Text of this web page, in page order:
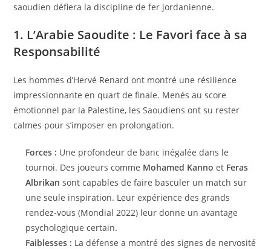
saoudien défiera la discipline de fer jordanienne.
1. L’Arabie Saoudite : Le Favori face à sa
Responsabilité
Les hommes d’Hervé Renard ont montré une résilience
impressionnante en quart de finale. Menés au score
émotionnel par la Palestine, les Saoudiens ont su rester
calmes pour s’imposer en prolongation.
Forces : Une profondeur de banc inégalée dans le
tournoi. Des joueurs comme Mohamed Kanno et Feras
Albrikan sont capables de faire basculer un match sur
une seule inspiration. Leur expérience des grands
rendez-vous (Mondial 2022) leur donne un avantage
psychologique certain.
Faiblesses : La défense a montré des signes de nervosité